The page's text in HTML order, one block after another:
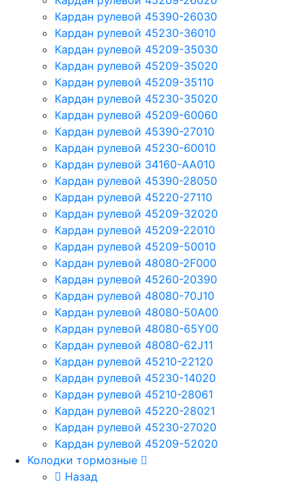
Кардан рулевой 45390-26030
Кардан рулевой 45230-36010
Кардан рулевой 45209-35030
Кардан рулевой 45209-35020
Кардан рулевой 45209-35110
Кардан рулевой 45230-35020
Кардан рулевой 45209-60060
Кардан рулевой 45390-27010
Кардан рулевой 45230-60010
Кардан рулевой 34160-AA010
Кардан рулевой 45390-28050
Кардан рулевой 45220-27110
Кардан рулевой 45209-32020
Кардан рулевой 45209-22010
Кардан рулевой 45209-50010
Кардан рулевой 48080-2F000
Кардан рулевой 45260-20390
Кардан рулевой 48080-70J10
Кардан рулевой 48080-50A00
Кардан рулевой 48080-65Y00
Кардан рулевой 48080-62J11
Кардан рулевой 45210-22120
Кардан рулевой 45230-14020
Кардан рулевой 45210-28061
Кардан рулевой 45220-28021
Кардан рулевой 45230-27020
Кардан рулевой 45209-52020
Колодки тормозные
Назад